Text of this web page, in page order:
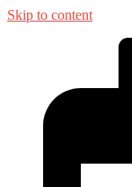
Skip to content